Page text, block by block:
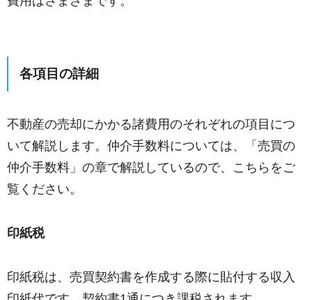
各項目の詳細
不動産の売却にかかる諸費用のそれぞれの項目につ
いて解説します。仲介手数料については、「売買の
仲介手数料」の章で解説しているので、こちらをご
覧ください。
印紙税
印紙税は、売買契約書を作成する際に貼付する収入